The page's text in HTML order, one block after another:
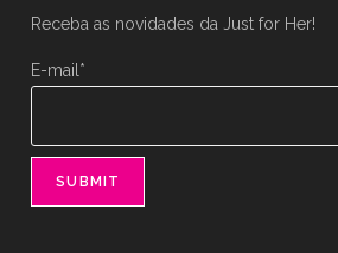
Receba as novidades da Just for Her!
E-mail*